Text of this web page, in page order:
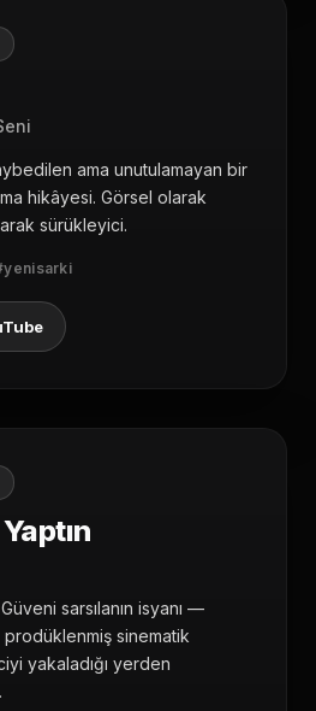
ama unutulamayan bir
hikâyesi. Görsel olarak
sürükleyici.
sarsılanın isyanı —
sinematik
yakaladığı yerden